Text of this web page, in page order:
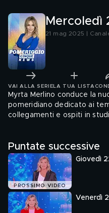
Mercoledì
21 mag 2025 |
VAI ALLA SERIE LA TUA LISTA
Myrta Merlino conduce la
pomeridiano dedicato ai
collegamenti e ospiti in
Puntate successive
PROSSIMO VIDEO
Giovedì
Venerdì